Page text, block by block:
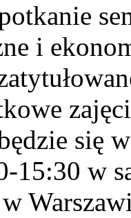
i
się
15:30 w